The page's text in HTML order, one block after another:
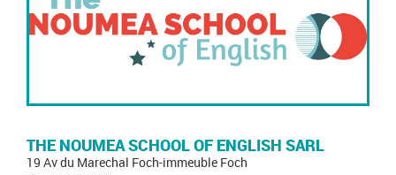
THE NOUMEA SCHOOL OF ENGLISH SARL
19 Av du Marechal Foch-immeuble Foch